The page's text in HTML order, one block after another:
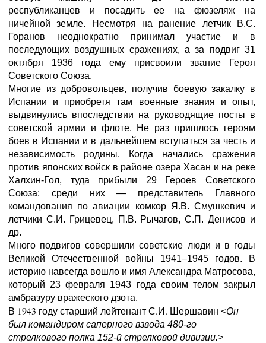
республиканцев и посадить ее на фюзеляж на
ничейной земле. Несмотря на ранение летчик В.С.
Горанов неоднократно принимал участие и в
последующих воздушных сражениях, а за подвиг 31
октября 1936 года ему присвоили звание Героя
Советского Союза.
Многие из добровольцев, получив боевую закалку в
Испании и приобретя там военные знания и опыт,
выдвинулись впоследствии на руководящие посты в
советской армии и флоте. Не раз пришлось героям
боев в Испании и в дальнейшем вступаться за честь и
независимость родины. Когда начались сражения
против японских войск в районе озера Хасан и на реке
Халхин-Гол, туда прибыли 29 Героев Советского
Союза: среди них — представитель Главного
командования по авиации комкор Я.В. Смушкевич и
летчики С.И. Грицевец, П.В. Рычагов, С.П. Денисов и
др.
Много подвигов совершили советские люди и в годы
Великой Отечественной войны 1941–1945 годов. В
историю навсегда вошло и имя Александра Матросова,
который 23 февраля 1943 года своим телом закрыл
амбразуру вражеского дзота.
В 1943 году старший лейтенант С.И. Шершавин <Он
был командиром саперного взвода 480-го
стрелкового полка 152-й стрелковой дивизии.>